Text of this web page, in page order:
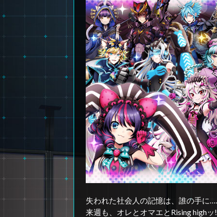
失われた社会人の記憶は、誰の手に
来週も、オレとオマエとRising highッ